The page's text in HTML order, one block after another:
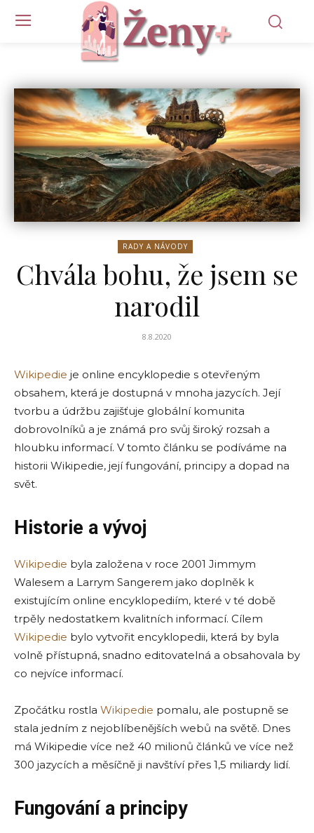
RADY A NÁVODY
Chvála bohu, že jsem se
narodil
8.8.2020
Wikipedie je online encyklopedie s otevřeným
obsahem, která je dostupná v mnoha jazycích. Její
tvorbu a údržbu zajišťuje globální komunita
dobrovolníků a je známá pro svůj široký rozsah a
hloubku informací. V tomto článku se podíváme na
historii Wikipedie, její fungování, principy a dopad na
svět.
Historie a vývoj
Wikipedie byla založena v roce 2001 Jimmym
Walesem a Larrym Sangerem jako doplněk k
existujícím online encyklopediím, které v té době
trpěly nedostatkem kvalitních informací. Cílem
Wikipedie bylo vytvořit encyklopedii, která by byla
volně přístupná, snadno editovatelná a obsahovala by
co nejvíce informací.
Zpočátku rostla Wikipedie pomalu, ale postupně se
stala jedním z nejoblíbenějších webů na světě. Dnes
má Wikipedie více než 40 milionů článků ve více než
300 jazycích a měsíčně ji navštíví přes 1,5 miliardy lidí.
Fungování a principy